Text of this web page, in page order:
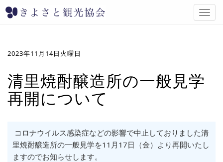
T
o
t
i
2023年11月14日火曜日
清里焼酎醸造所の一般見学
再開について
コロナウイルス感染症などの影響で中止しておりました清
里焼酎醸造所の一般見学を11月17日（金）より再開いたし
ますのでお知らせします。